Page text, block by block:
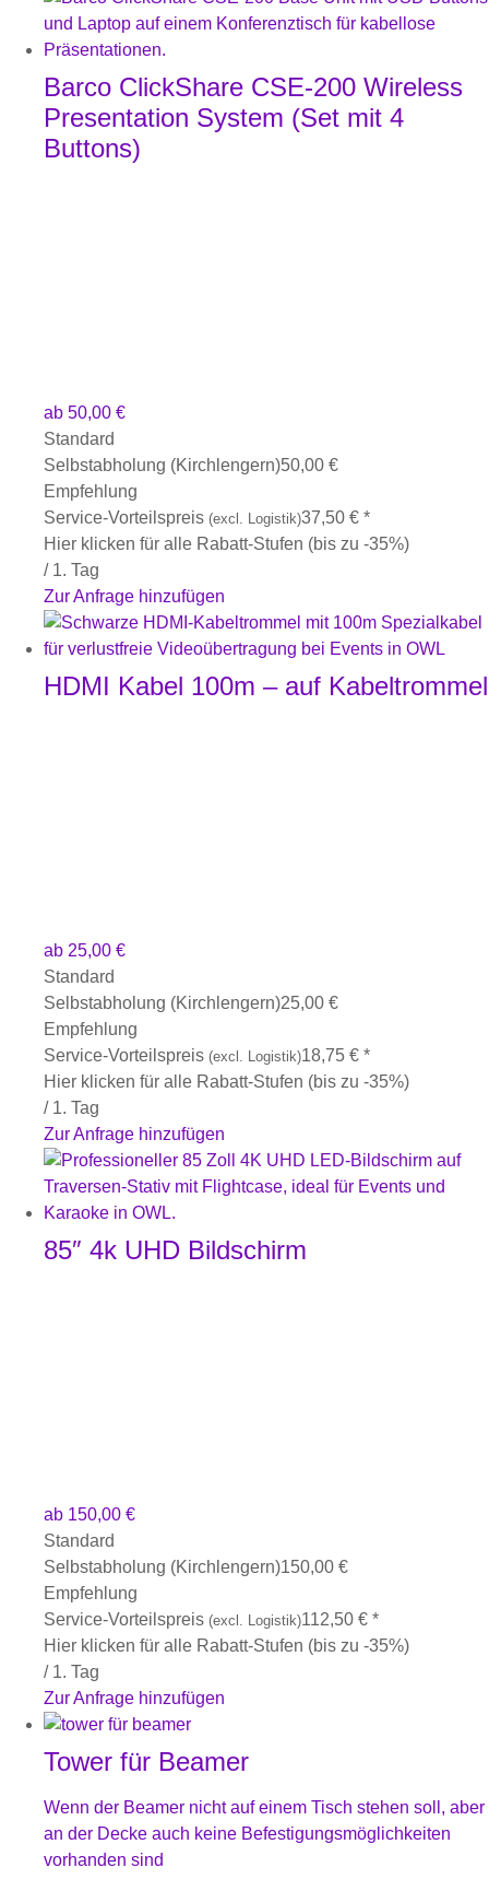
Barco ClickShare CSE-200 Wireless
Presentation System (Set mit 4
Buttons)
ab 50,00 €
Standard
Selbstabholung (Kirchlengern)50,00 €
Empfehlung
Service-Vorteilspreis (excl. Logistik)37,50 € *
Hier klicken für alle Rabatt-Stufen (bis zu -35%)
/ 1. Tag
Zur Anfrage hinzufügen
HDMI Kabel 100m – auf Kabeltrommel
ab 25,00 €
Standard
Selbstabholung (Kirchlengern)25,00 €
Empfehlung
Service-Vorteilspreis (excl. Logistik)18,75 € *
Hier klicken für alle Rabatt-Stufen (bis zu -35%)
/ 1. Tag
Zur Anfrage hinzufügen
85″ 4k UHD Bildschirm
ab 150,00 €
Standard
Selbstabholung (Kirchlengern)150,00 €
Empfehlung
Service-Vorteilspreis (excl. Logistik)112,50 € *
Hier klicken für alle Rabatt-Stufen (bis zu -35%)
/ 1. Tag
Zur Anfrage hinzufügen
Tower für Beamer
Wenn der Beamer nicht auf einem Tisch stehen soll, aber
an der Decke auch keine Befestigungsmöglichkeiten
vorhanden sind